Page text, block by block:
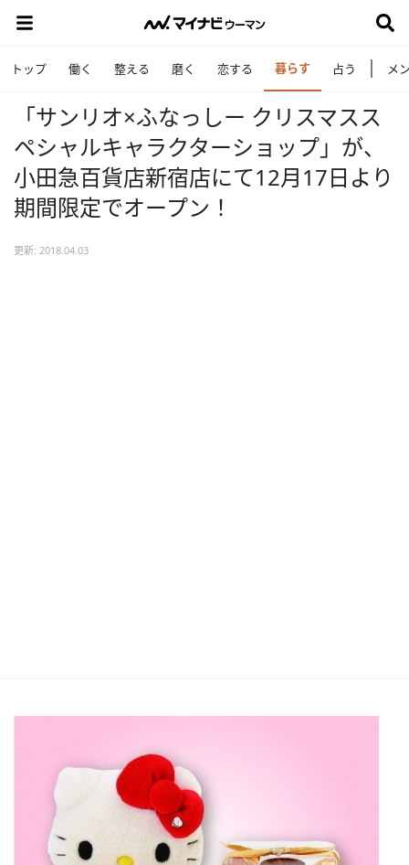
トップ 働く 整える 磨く 恋する 暮らす 占う メ
「サンリオ×ふなっしー クリスマスス
ペシャルキャラクターショップ」が、
小田急百貨店新宿店にて12月17日より
期間限定でオープン！
更新: 2018.04.03